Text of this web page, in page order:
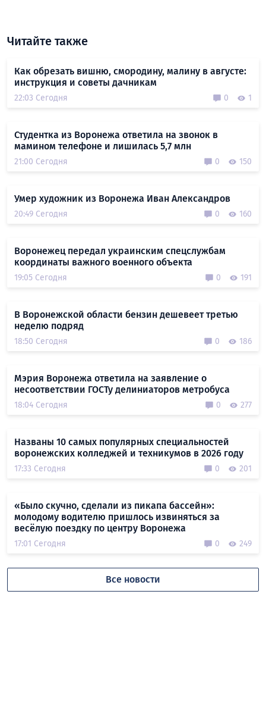
Читайте также
Как обрезать вишню, смородину, малину в августе:
инструкция и советы дачникам
22:03 Сегодня 0 1
Студентка из Воронежа ответила на звонок в
мамином телефоне и лишилась 5,7 млн
21:00 Сегодня 0 150
Умер художник из Воронежа Иван Александров
20:49 Сегодня 0 160
Воронежец передал украинским спецслужбам
координаты важного военного объекта
19:05 Сегодня 0 191
В Воронежской области бензин дешевеет третью
неделю подряд
18:50 Сегодня 0 186
Мэрия Воронежа ответила на заявление о
несоответствии ГОСТу делиниаторов метробуса
18:04 Сегодня 0 277
Названы 10 самых популярных специальностей
воронежских колледжей и техникумов в 2026 году
17:33 Сегодня 0 201
«Было скучно, сделали из пикапа бассейн»:
молодому водителю пришлось извиняться за
весёлую поездку по центру Воронежа
17:01 Сегодня 0 249
Все новости